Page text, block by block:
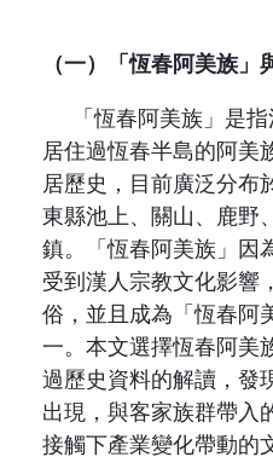
關於原住民族文獻會
原住民族文獻會設
委員介紹
歷次會議記錄
網站訊息
徵稿訊息
本會出版品列表
與國史館共同出版品
出版品查詢
本期內容
歷史期刊
訂閱電子報
（一）「恆春阿美族」
「恆春阿美族」是
居住過恆春半島的阿美
居歷史，目前廣泛分布
東縣池上、關山、鹿野
鎮。「恆春阿美族」因
受到漢人宗教文化影響
俗，並且成為「恆春阿
一。本文選擇恆春阿美
過歷史資料的解讀，發
出現，與客家族群帶入
接觸下產業變化帶動的